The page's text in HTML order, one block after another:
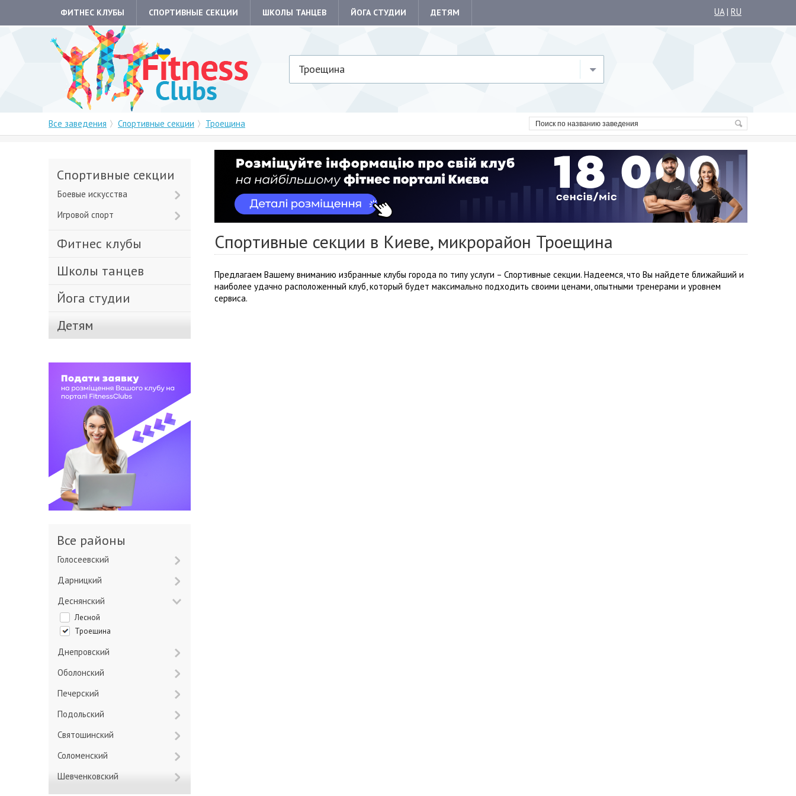
ФИТНЕС КЛУБЫ СПОРТИВНЫЕ СЕКЦИИ ШКОЛЫ ТАНЦЕВ ЙОГА СТУДИИ ДЕТЯМ UA| RU
Троещина
Все заведения Спортивные секции Троещина
Спортивные секции в Киеве, микрорайон Троещина
Предлагаем Вашему вниманию избранные клубы города по типу услуги – Спортивные секции. Надеемся, что Вы найдете ближайший и
наиболее удачно расположенный клуб, который будет максимально подходить своими ценами, опытными тренерами и уровнем
сервиса.
Спортивные секции
Боевые искусства
Игровой спорт
Фитнес клубы
Школы танцев
Йога студии
Детям
Все районы
Голосеевский
Дарницкий
Деснянский
Лесной
Троещина
Днепровский
Оболонский
Печерский
Подольский
Святошинский
Соломенский
Шевченковский